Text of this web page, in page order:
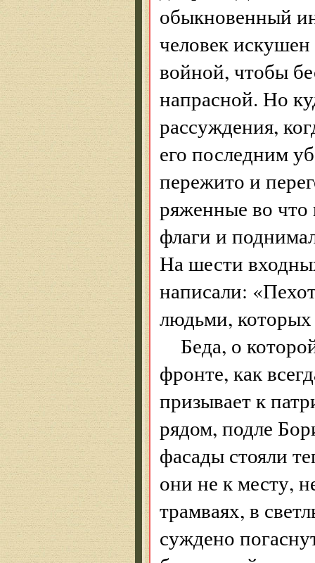
обыкновенный
человек
войной, чтобы
напрасной. Но
рассуждения,
его последним
пережито и
ряженные во что
флаги и
На шести
написали:
людьми, которых
Беда, о
фронте, как
призывает к
рядом, подле
фасады стояли
они не к месту,
трамваях, в
суждено